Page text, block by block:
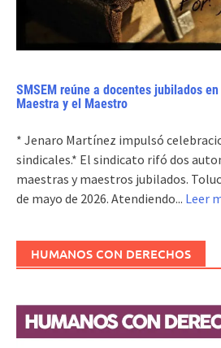
SMSEM reúne a docentes jubilados
Maestra y el Maestro
* Jenaro Martínez impulsó
sindicales.* El sindicato rifó dos
maestras y maestros jubilados.
de mayo de 2026. Atendiendo... Leer
HUMANOS CON DERECHOS